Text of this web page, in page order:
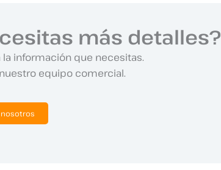
más detalles?
información que necesitas.
equipo comercial.